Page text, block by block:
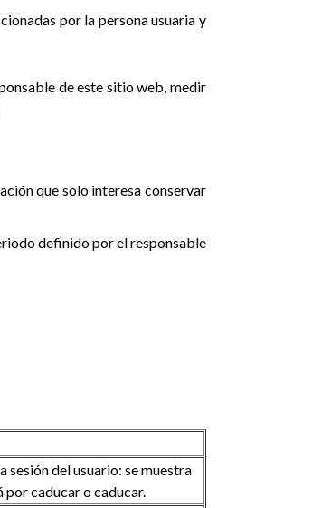
por la persona usuaria y
de este sitio web, medir
que solo interesa conservar
definido por el responsable
sesión del usuario: se muestra
por caducar o caducar.